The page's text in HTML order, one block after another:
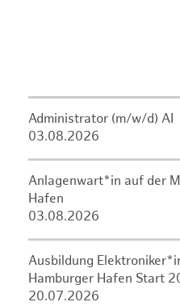
Administrator (m/w/d) AI
03.08.2026
Anlagenwart*in auf der
Hafen
03.08.2026
Ausbildung
Hamburger Hafen Start
20.07.2026